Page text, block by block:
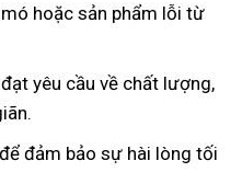
hoặc sản phẩm lỗi từ
yêu cầu về chất lượng,
đảm bảo sự hài lòng tối